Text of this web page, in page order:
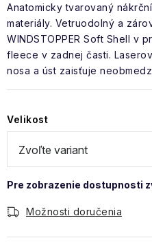
Anatomicky tvarovaný
materiály. Vetruodolný a
WINDSTOPPER Soft Shell v
fleece v zadnej časti.
nosa a úst zaisťuje
Velikost
Možnosti doručenia